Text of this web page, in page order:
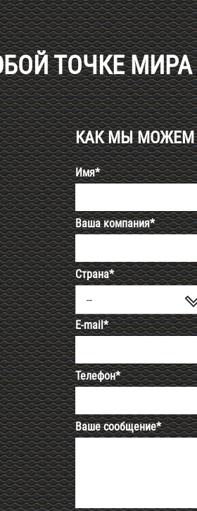
ТОЧКЕ МИРА
КАК МЫ МОЖЕМ
Имя*
Ваша компания*
Страна*
--
E-mail*
Телефон*
Ваше сообщение*